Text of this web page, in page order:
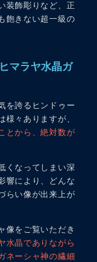
装飾彫りなど、正
飽きない超一級の
マラヤ水晶ガ
を誇るヒンドゥー
々ありますが、
とから、絶対数が
くなってしまい深
響により、どんな
らい像が出来上が
像をご覧いただき
水晶でありながら
ネーシャ神の繊細